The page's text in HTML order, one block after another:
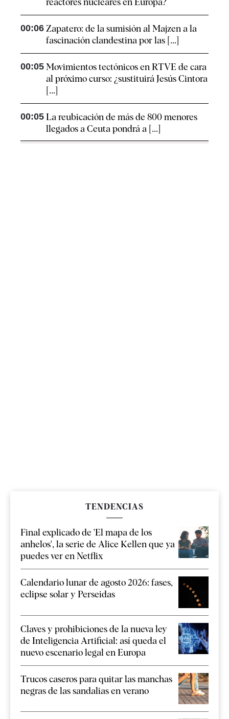
00:06 Zapatero: de la sumisión al Majzen a la
fascinación clandestina por las [...]
00:05 Movimientos tectónicos en RTVE de cara
al próximo curso: ¿sustituirá Jesús Cintora
[...]
00:05 La reubicación de más de 800 menores
llegados a Ceuta pondrá a [...]
TENDENCIAS
Final explicado de 'El mapa de los
anhelos', la serie de Alice Kellen que ya
puedes ver en Netflix
Calendario lunar de agosto 2026: fases,
eclipse solar y Perseidas
Claves y prohibiciones de la nueva ley
de Inteligencia Artificial: así queda el
nuevo escenario legal en Europa
Trucos caseros para quitar las manchas
negras de las sandalias en verano